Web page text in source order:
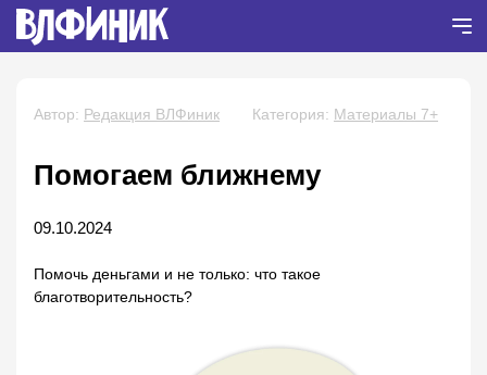
Автор: Редакция ВЛФиник Категория: Материалы 7+
Помогаем ближнему
09.10.2024
Помочь деньгами и не только: что такое
благотворительность?